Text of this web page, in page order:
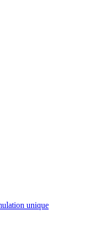
unique